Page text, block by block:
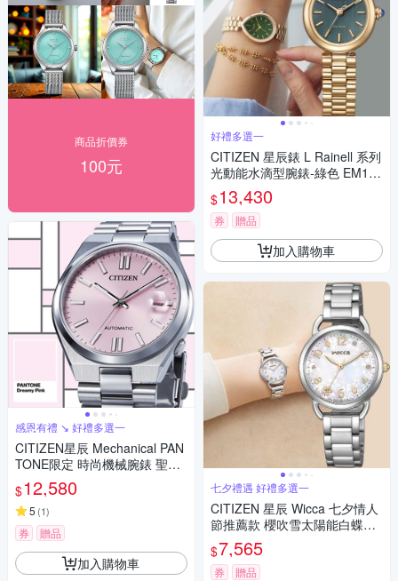
商品折價券
100元
感恩有禮 ↘ 好禮多選一
CITIZEN星辰 Mechanical PAN
TONE限定 時尚機械腕錶 聖誕
節 禮物-NJ0158-89X/粉40mm
$12,580
5 (1)
券 贈品
加入購物車
好禮多選一
CITIZEN 星辰錶 L Rainell 系列
光動能水滴型腕錶-綠色 EM120
3-57X
$13,430
券 贈品
加入購物車
七夕禮遇 好禮多選一
CITIZEN 星辰 Wicca 七夕情人
節推薦款 櫻吹雪太陽能白蝶貝
女錶 套錶 七夕寵愛季 送禮推
薦-28mm KP6-014-21
$7,565
券 贈品